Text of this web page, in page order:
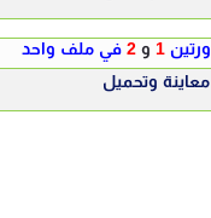
1 و 2 في ملف واحد
معاينة وتحميل